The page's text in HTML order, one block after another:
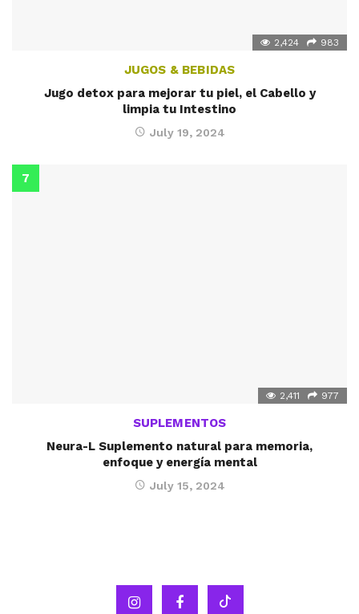
2,424 983
JUGOS & BEBIDAS
Jugo detox para mejorar tu piel, el Cabello y
limpia tu Intestino
July 19, 2024
2,411 977
SUPLEMENTOS
Neura-L Suplemento natural para memoria,
enfoque y energía mental
July 15, 2024